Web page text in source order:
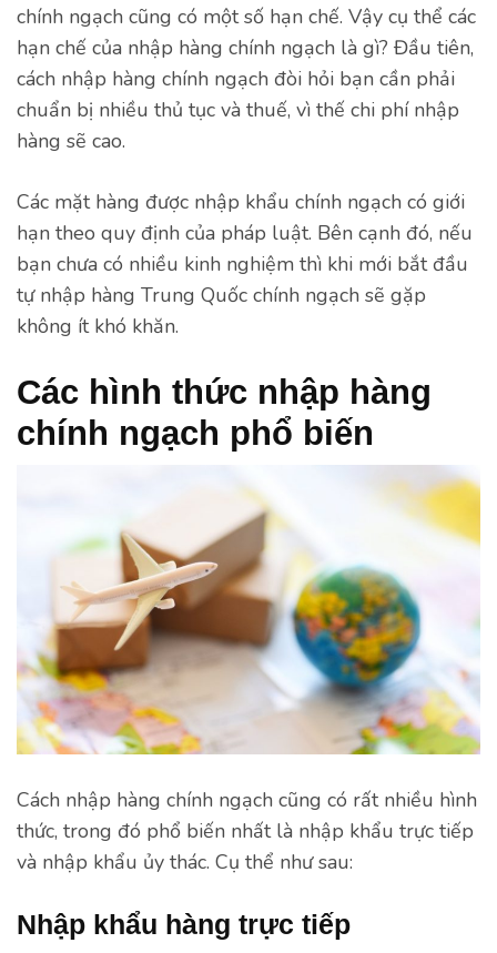
chính ngạch cũng có một số hạn chế. Vậy cụ thể các
hạn chế của nhập hàng chính ngạch là gì? Đầu tiên,
cách nhập hàng chính ngạch đòi hỏi bạn cần phải
chuẩn bị nhiều thủ tục và thuế, vì thế chi phí nhập
hàng sẽ cao.
Các mặt hàng được nhập khẩu chính ngạch có giới
hạn theo quy định của pháp luật. Bên cạnh đó, nếu
bạn chưa có nhiều kinh nghiệm thì khi mới bắt đầu
tự nhập hàng Trung Quốc chính ngạch sẽ gặp
không ít khó khăn.
Các hình thức nhập hàng
chính ngạch phổ biến
Cách nhập hàng chính ngạch cũng có rất nhiều hình
thức, trong đó phổ biến nhất là nhập khẩu trực tiếp
và nhập khẩu ủy thác. Cụ thể như sau:
Nhập khẩu hàng trực tiếp